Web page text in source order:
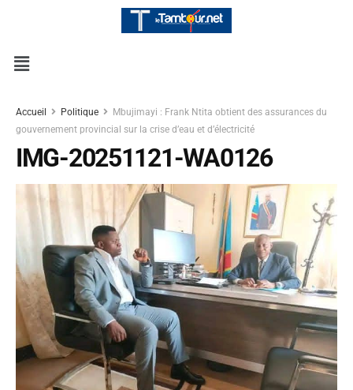
Accueil Politique
Mbujimayi : Frank Ntita obtient des assurances du
gouvernement provincial sur la crise d’eau et d’électricité
IMG-20251121-WA0126